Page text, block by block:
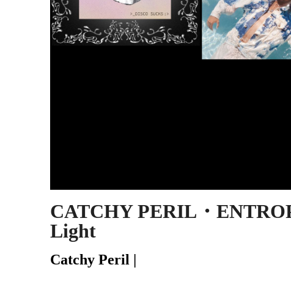
CATCHY PERIL・
Light
Catchy Peril |